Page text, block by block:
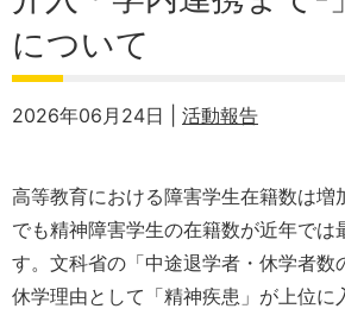
について
2026年06月24日 | 活動報告
高等教育における障害学生在籍数は増
でも精神障害学生の在籍数が近年では
す。文科省の「中途退学者・休学者数
休学理由として「精神疾患」が上位に